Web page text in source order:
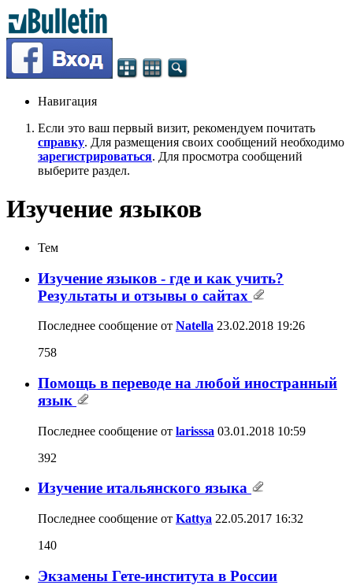
Навигация
Если это ваш первый визит, рекомендуем почитать
справку. Для размещения своих сообщений необходимо
зарегистрироваться. Для просмотра сообщений
выберите раздел.
Изучение языков
Тем
Изучение языков - где и как учить?
Результаты и отзывы о сайтах
Последнее сообщение от Natella 23.02.2018 19:26
758
Помощь в переводе на любой иностранный
язык
Последнее сообщение от larisssa 03.01.2018 10:59
392
Изучение итальянского языка
Последнее сообщение от Kattya 22.05.2017 16:32
140
Экзамены Гете-института в России